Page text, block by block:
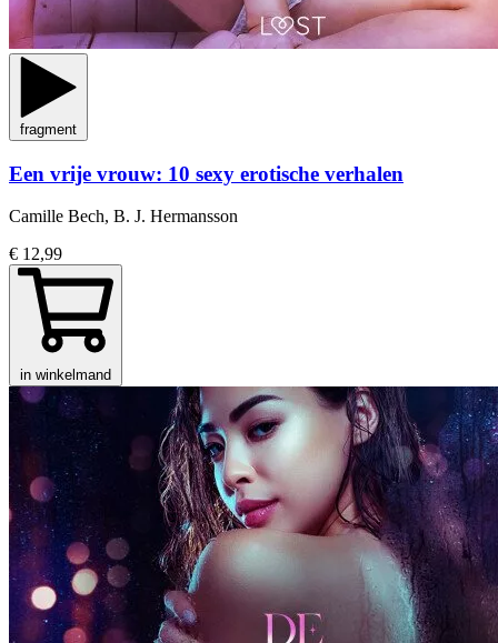
fragment
Een vrije vrouw: 10 sexy erotische verhalen
Camille Bech, B. J. Hermansson
€ 12,99
in winkelmand